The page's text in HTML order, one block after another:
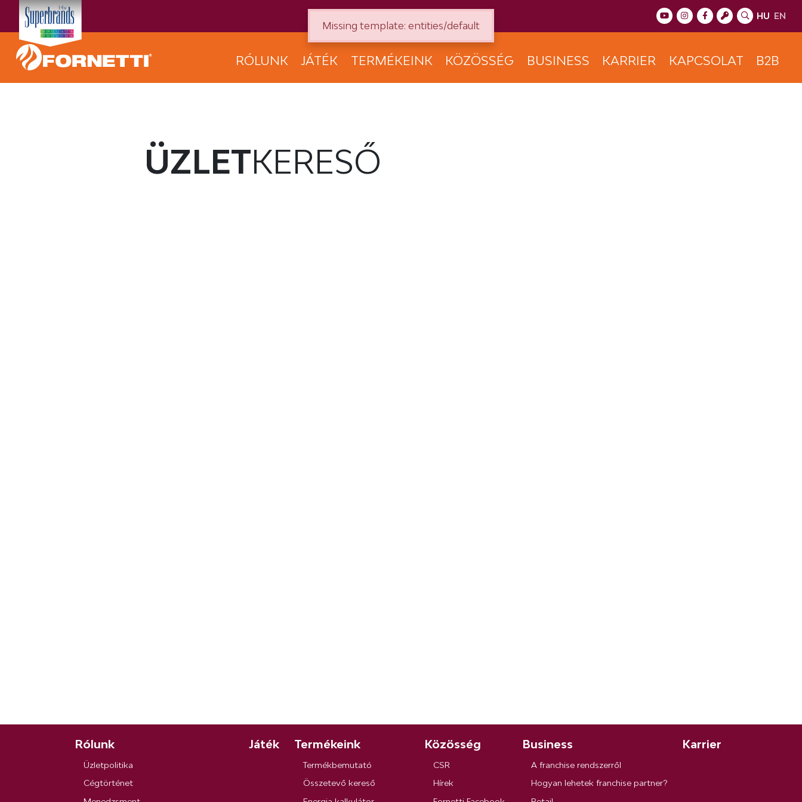
HU EN
RÓLUNK JÁTÉK TERMÉKEINK KÖZÖSSÉG BUSINESS KARRIER KAPCSOLAT B2B
ÜZLETKERESŐ
Rólunk
Üzletpolitika
Cégtörténet
Játék Termékeink
Termékbemutató
Összetevő kereső
Közösség
CSR
Hírek
Business
A franchise rendszerről
Hogyan lehetek franchise partner?
Karrier
Missing template: entities/default